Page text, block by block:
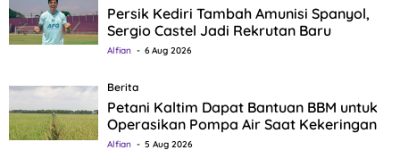
Persik Kediri Tambah Amunisi Spanyol,
Sergio Castel Jadi Rekrutan Baru
Alfian 6 Aug 2026
Berita
Petani Kaltim Dapat Bantuan BBM untuk
Operasikan Pompa Air Saat Kekeringan
Alfian 5 Aug 2026